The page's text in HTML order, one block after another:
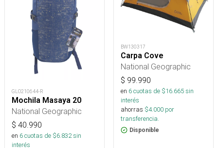
GLO210644-R
Mochila Masaya 20
National Geographic
$ 40.990
en 6cuotas de $6.832sin
interés
BW130317
Carpa Cove
National Geographic
$ 99.990
en 6cuotas de $16.665sin
interés
ahorras $4.000 por
transferencia.
Disponible